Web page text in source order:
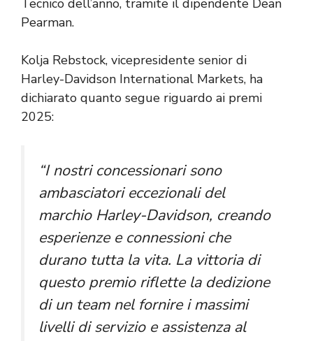
Tecnico dell’anno, tramite il dipendente Dean
Pearman.
Kolja Rebstock, vicepresidente senior di
Harley-Davidson International Markets, ha
dichiarato quanto segue riguardo ai premi
2025:
“I nostri concessionari sono
ambasciatori eccezionali del
marchio Harley-Davidson, creando
esperienze e connessioni che
durano tutta la vita. La vittoria di
questo premio riflette la dedizione
di un team nel fornire i massimi
livelli di servizio e assistenza al